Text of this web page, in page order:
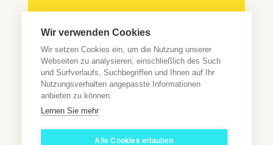
Nutzern hochwertige Inhalte kostenfrei zur Verfügung stellt.
Die Kosten für Recherche, Aufbereitung, Erstellung und
Vermarktung der Inhalte, sowie den damit verbundenen
Arbeiten, finanzieren wir zum Teil durch die Einarbeitung von
Affiliate Links. *Bei Kauf eines Produktes über einen Affiliate
Link erhalten wir als Amazon-Partner eine kleine Provision. Das
dabei wichtigste – für euch als Käufer ändert sich dadurch
nichts. Unsere Empfehlungen unterliegen dabei stets dem
Interesse des Nutzers und erfolgt unabhängig von der
Wir verwenden Cookies
Wir setzen Cookies ein, um die Nutzung unserer
Webseiten zu analysieren, einschließlich des Such
und Surfverlaufs, Suchbegriffen und Ihnen auf Ihr
Nutzungsverhalten angepasste Informationen
anbieten zu können.
Lernen Sie mehr
Alle Cookies erlauben